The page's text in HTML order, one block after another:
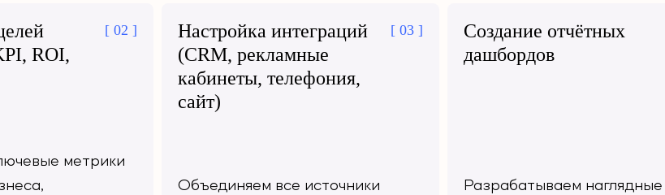
ROI,
[ 02 ]
метрики
Настройка интеграций
(CRM, рекламные
кабинеты, телефония,
сайт)
[ 03 ]
Объединяем все источники
Создание отчётных
дашбордов
Разрабатываем наглядные